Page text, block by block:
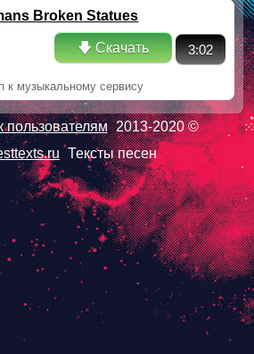
Broken Statues
🡇 Скачать 3:02
к музыкальному сервису
2013-2020 ©
Тексты песен